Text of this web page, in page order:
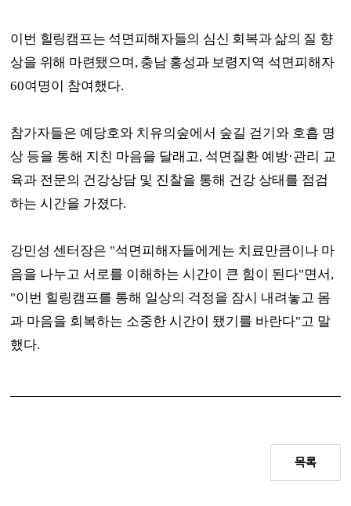
이번 힐링캠프는 석면피해자들의 심신 회복과 삶의 질 향
상을 위해 마련됐으며 , 충남 홍성과 보령지역 석면피해자
60여명이 참여했다.
참가자들은 예당호와 치유의숲에서 숲길 걷기와 호흡 명
상 등을 통해 지친 마음을 달래고, 석면질환 예방·관리 교
육과 전문의 건강상담 및 진찰을 통해 건강 상태를 점검
하는 시간을 가졌다.
강민성 센터장은 "석면피해자들에게는 치료만큼이나 마
음을 나누고 서로를 이해하는 시간이 큰 힘이 된다"면서 ,
"이번 힐링캠프를 통해 일상의 걱정을 잠시 내려놓고 몸
과 마음을 회복하는 소중한 시간이 됐기를 바란다"고 말
했다.
목록